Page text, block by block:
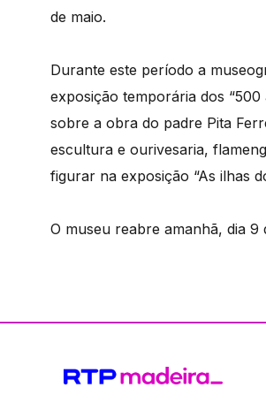
de maio.
Durante este período a
exposição temporária dos
sobre a obra do padre Pita
escultura e ourivesaria,
figurar na exposição “As ilhas
O museu reabre amanhã, dia